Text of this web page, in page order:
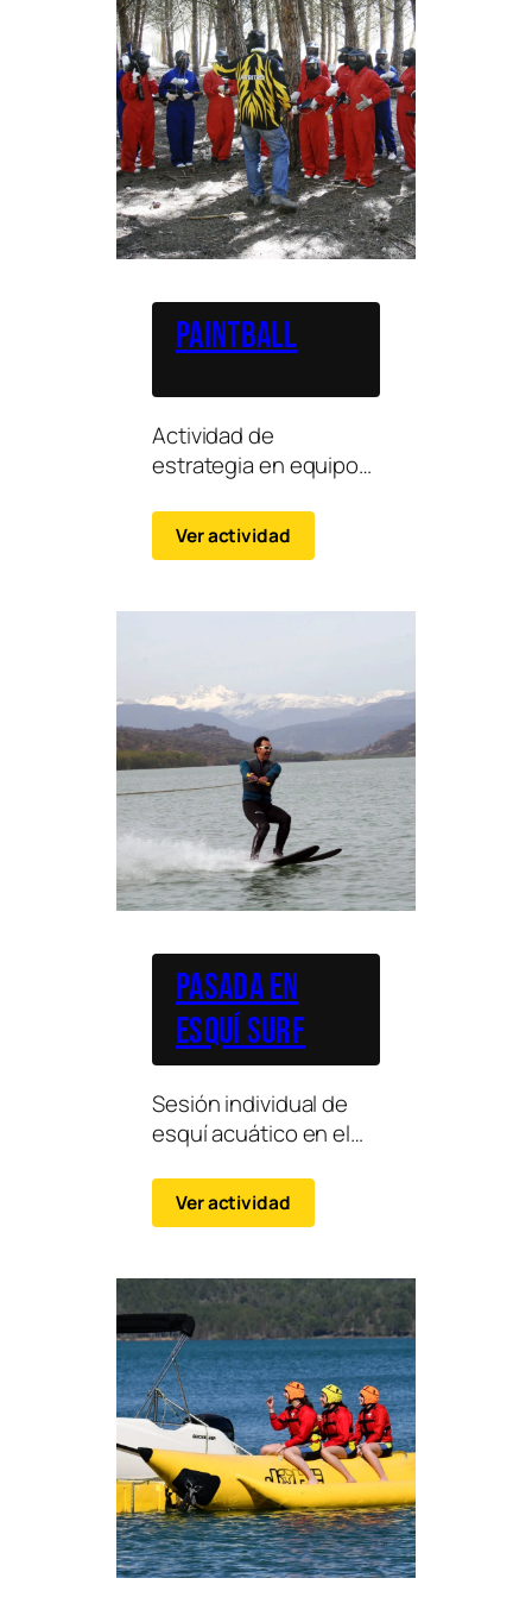
Paintball
Actividad de
estrategia en equipo
ideal para grupos que
buscan acción y
Ver actividad
Pasada en
Esquí Surf
Sesión individual de
esquí acuático en el
quienes desean
probar la sensación de
agua.
Ver actividad